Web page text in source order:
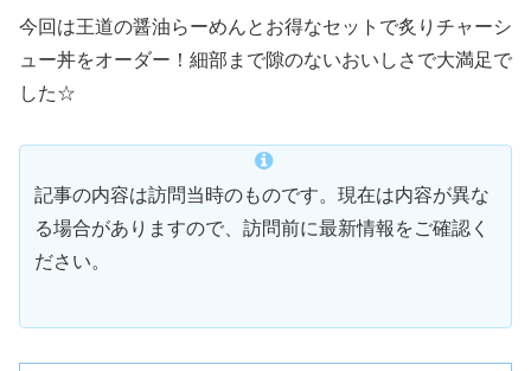
今回は王道の醤油らーめんとお得なセットで炙りチャーシ
ュー丼をオーダー！細部まで隙のないおいしさで大満足で
した☆
記事の内容は訪問当時のものです。現在は内容が異な
る場合がありますので、訪問前に最新情報をご確認く
ださい。